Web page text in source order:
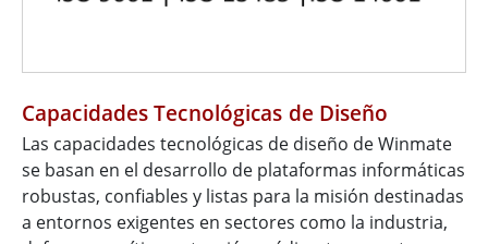
Capacidades Tecnológicas de Diseño
Las capacidades tecnológicas de diseño de Winmate
se basan en el desarrollo de plataformas informáticas
robustas, confiables y listas para la misión destinadas
a entornos exigentes en sectores como la industria,